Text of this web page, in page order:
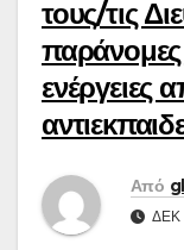
τους/τις
παράνομες
ενέργειες
Από
ΔΕΚ